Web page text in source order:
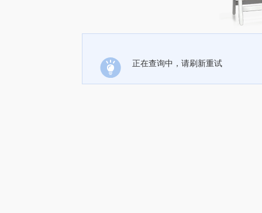
正在查询中，请刷新重试